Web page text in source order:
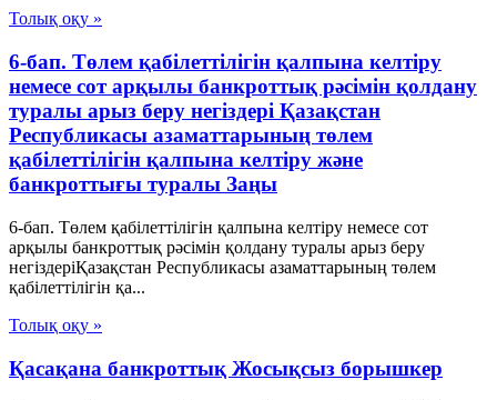
Толық оқу »
6-бап. Төлем қабілеттілігін қалпына келтіру
немесе сот арқылы банкроттық рәсімін қолдану
туралы арыз беру негіздері Қазақстан
Республикасы азаматтарының төлем
қабілеттілігін қалпына келтіру және
банкроттығы туралы Заңы
6-бап. Төлем қабілеттілігін қалпына келтіру немесе сот
арқылы банкроттық рәсімін қолдану туралы арыз беру
негіздеріҚазақстан Республикасы азаматтарының төлем
қабілеттілігін қа...
Толық оқу »
Қасақана банкроттық Жосықсыз борышкер